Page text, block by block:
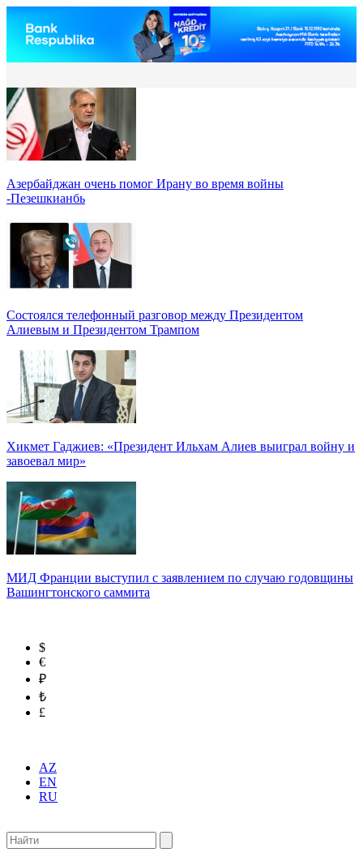
Азербайджан очень помог Ирану во время войны
-Пезешкианбь
Состоялся телефонный разговор между Президентом
Алиевым и Президентом Трампом
Хикмет Гаджиев: «Президент Ильхам Алиев выиграл войну и
завоевал мир»
МИД Франции выступил с заявлением по случаю годовщины
Вашингтонского саммита
$
€
₽
₺
£
AZ
EN
RU